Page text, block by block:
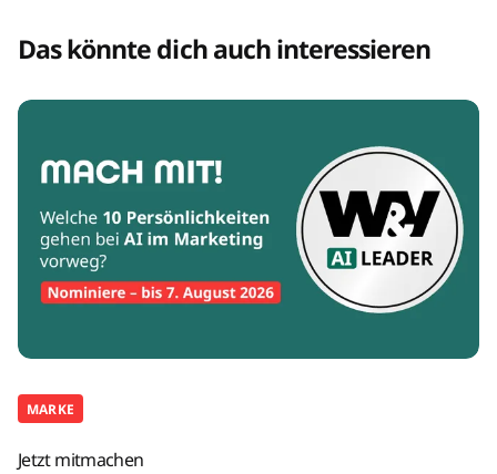
Das könnte dich auch interessieren
MARKE
Jetzt mitmachen